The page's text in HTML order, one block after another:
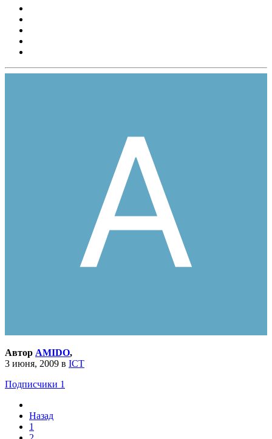
Автор AMIDO,
3 июня, 2009 в ICT
Подписчики 1
Назад
1